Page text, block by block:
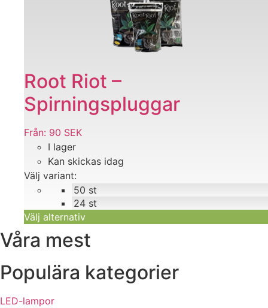
Root Riot –
Spirningspluggar
Från: 90 SEK
50 st
24 st
I lager
Kan skickas idag
Välj variant:
Välj alternativ
De
olika
alternativen
kan
väljas
produktsidan
Våra mest
Populära kategorier
LED-lampor